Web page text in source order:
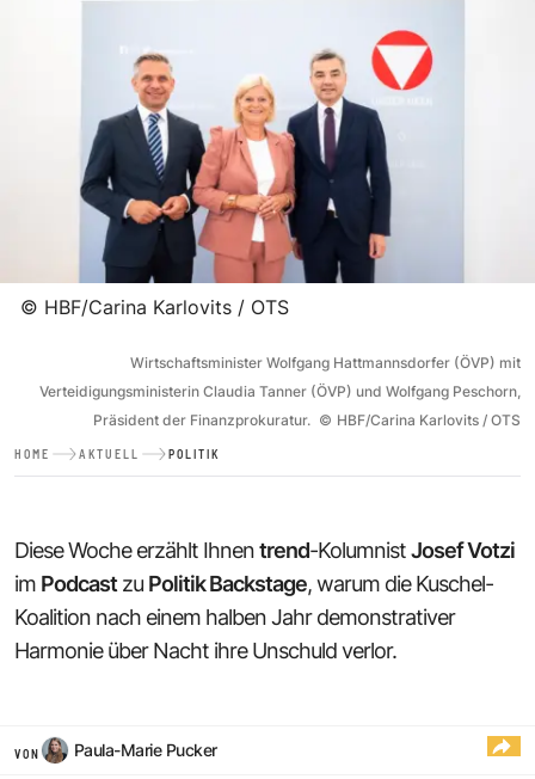
© HBF/Carina Karlovits / OTS
Wirtschaftsminister Wolfgang Hattmannsdorfer (ÖVP) mit
Verteidigungsministerin Claudia Tanner (ÖVP) und Wolfgang Peschorn,
Präsident der Finanzprokuratur. © HBF/Carina Karlovits / OTS
HOME AKTUELL POLITIK
Diese Woche erzählt Ihnentrend-KolumnistJosef Votzi
im Podcast zu Politik Backstage, warum die Kuschel-
Koalition nach einem halben Jahr demonstrativer
Harmonie über Nacht ihre Unschuld verlor.
VON Paula-Marie Pucker